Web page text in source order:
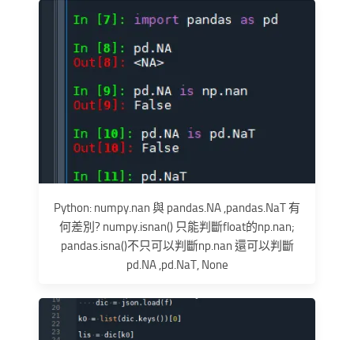
Python: numpy.nan 與 pandas.NA ,pandas.NaT 有
何差別? numpy.isnan() 只能判斷float的np.nan;
pandas.isna()不只可以判斷np.nan 還可以判斷
pd.NA ,pd.NaT, None